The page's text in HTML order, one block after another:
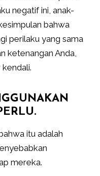
negatif ini, anak-
bahwa
perilaku yang sama
ketenangan Anda,
kendali.
itu adalah
mereka.